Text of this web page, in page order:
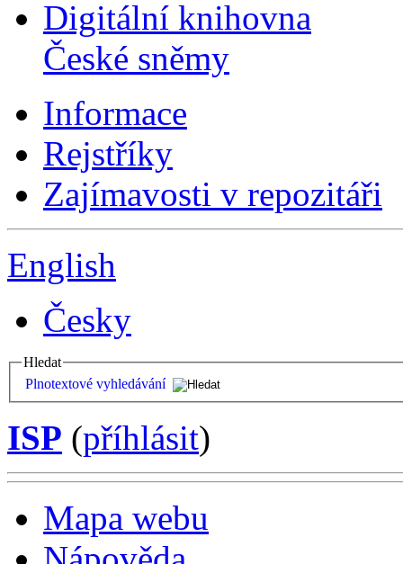
Digitální knihovna
České sněmy
Informace
Rejstříky
Zajímavosti v repozitáři
English
Česky
Hledat
Plnotextové vyhledávání
ISP (příhlásit)
Mapa webu